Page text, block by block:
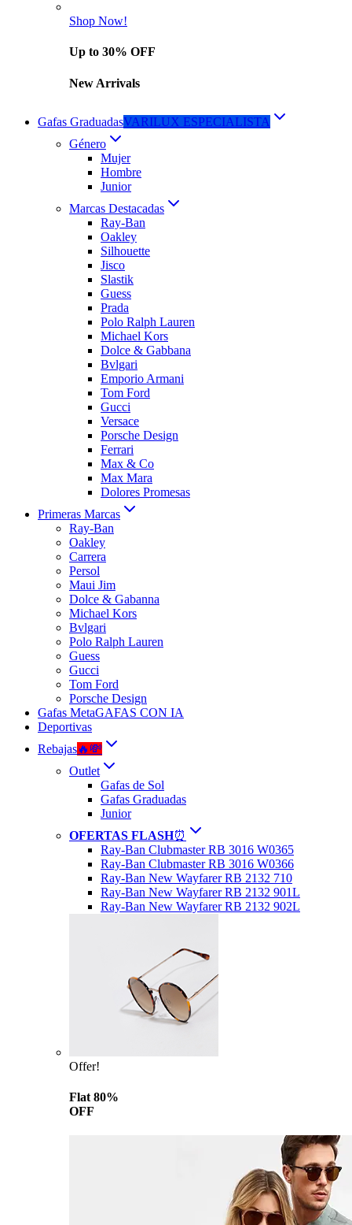
Shop Now!
Up to 30% OFF
New Arrivals
Gafas GraduadasVARILUX ESPECIALISTA
Género
Mujer
Hombre
Junior
Marcas Destacadas
Ray-Ban
Oakley
Silhouette
Jisco
Slastik
Guess
Prada
Polo Ralph Lauren
Michael Kors
Dolce & Gabbana
Bvlgari
Emporio Armani
Tom Ford
Gucci
Versace
Porsche Design
Ferrari
Max & Co
Max Mara
Dolores Promesas
Primeras Marcas
Ray-Ban
Oakley
Carrera
Persol
Maui Jim
Dolce & Gabanna
Michael Kors
Bvlgari
Polo Ralph Lauren
Guess
Gucci
Tom Ford
Porsche Design
Gafas MetaGAFAS CON IA
Deportivas
Rebajas🔥💸
Outlet
Gafas de Sol
Gafas Graduadas
Junior
OFERTAS FLASH⏰
Ray-Ban Clubmaster RB 3016 W0365
Ray-Ban Clubmaster RB 3016 W0366
Ray-Ban New Wayfarer RB 2132 710
Ray-Ban New Wayfarer RB 2132 901L
Ray-Ban New Wayfarer RB 2132 902L
Offer!
Flat 80%
OFF